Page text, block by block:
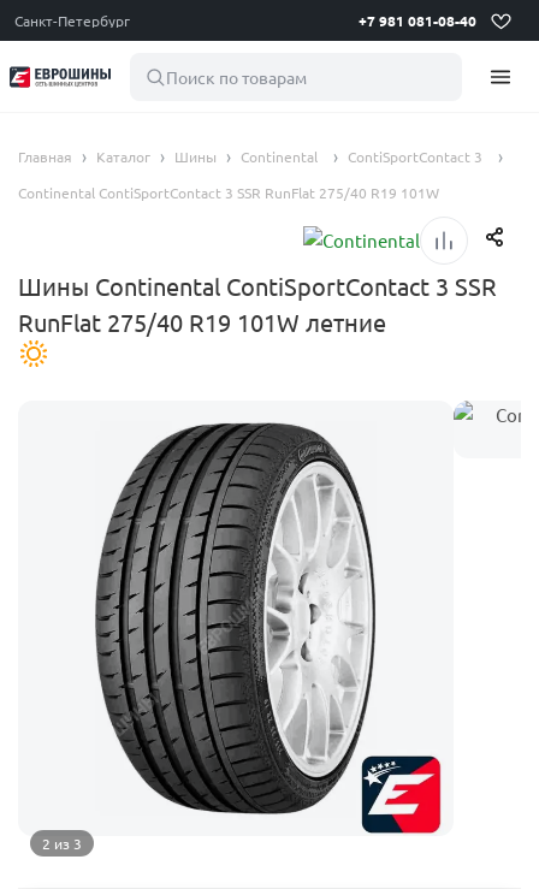
Санкт-Петербург +7 981 081-08-40
Поиск по товарам
Главная Каталог Шины Continental
ContiSportContact 3
Continental ContiSportContact 3 SSR RunFlat 275/40 R19 101W
Шины Continental ContiSportContact 3 SSR
RunFlat 275/40 R19 101W летние
2 из 3